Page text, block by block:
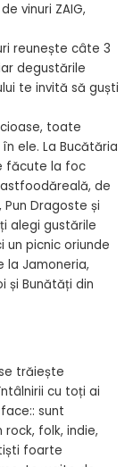
vinuri ZAIG,
reunește câte 3
degustările
te invită să guști
toate
ele. La Bucătăria
făcute la foc
de
Pun Dragoste și
alegi gustările
un picnic oriunde
la Jamoneria,
și Bunătăți din
trăiește
cu toți ai
sunt
folk, indie,
foarte